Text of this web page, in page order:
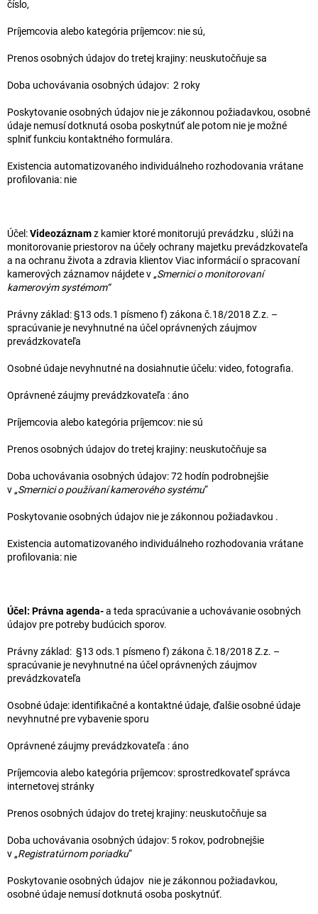
číslo,
Príjemcovia alebo kategória príjemcov: nie sú,
Prenos osobných údajov do tretej krajiny: neuskutočňuje sa
Doba uchovávania osobných údajov: 2 roky
Poskytovanie osobných údajov nie je zákonnou požiadavkou, osobné
údaje nemusí dotknutá osoba poskytnúť ale potom nie je možné
splniť funkciu kontaktného formulára.
Existencia automatizovaného individuálneho rozhodovania vrátane
profilovania: nie
Účel:Videozáznamz kamier ktoré monitorujú prevádzku , slúži na
monitorovanie priestorov na účely ochrany majetku prevádzkovateľa
a na ochranu života a zdravia klientov Viac informácií o spracovaní
kamerových záznamov nájdete v „Smernici o monitorovaní
kamerovým systémom“
Právny základ: §13 ods.1 písmeno f) zákona č.18/2018 Z.z. –
spracúvanie je nevyhnutné na účel oprávnených záujmov
prevádzkovateľa
Osobné údaje nevyhnutné na dosiahnutie účelu: video, fotografia.
Oprávnené záujmy prevádzkovateľa : áno
Príjemcovia alebo kategória príjemcov: nie sú
Prenos osobných údajov do tretej krajiny: neuskutočňuje sa
Doba uchovávania osobných údajov: 72 hodín podrobnejšie
v „Smernici o používaní kamerového systému“
Poskytovanie osobných údajov nie je zákonnou požiadavkou .
Existencia automatizovaného individuálneho rozhodovania vrátane
profilovania: nie
Účel: Právna agenda-a teda spracúvanie a uchovávanie osobných
údajov pre potreby budúcich sporov.
Právny základ: §13 ods.1 písmeno f) zákona č.18/2018 Z.z. –
spracúvanie je nevyhnutné na účel oprávnených záujmov
prevádzkovateľa
Osobné údaje: identifikačné a kontaktné údaje, ďalšie osobné údaje
nevyhnutné pre vybavenie sporu
Oprávnené záujmy prevádzkovateľa : áno
Príjemcovia alebo kategória príjemcov: sprostredkovateľ správca
internetovej stránky
Prenos osobných údajov do tretej krajiny: neuskutočňuje sa
Doba uchovávania osobných údajov: 5 rokov, podrobnejšie
v „Registratúrnom poriadku“
Poskytovanie osobných údajov nie je zákonnou požiadavkou,
osobné údaje nemusí dotknutá osoba poskytnúť.